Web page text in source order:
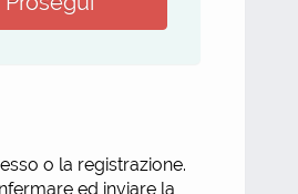
o la registrazione.
ed inviare la